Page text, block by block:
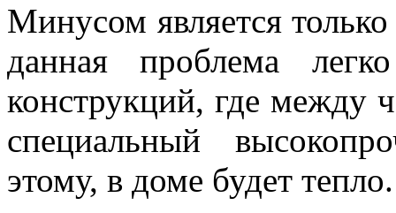
Минусом является
данная проблема
конструкций, где между
специальный
этому, в доме будет тепло.